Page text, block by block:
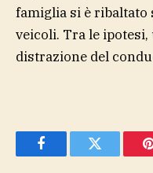
famiglia si è ribaltato
veicoli. Tra le
distrazione del
FacebookTwitter